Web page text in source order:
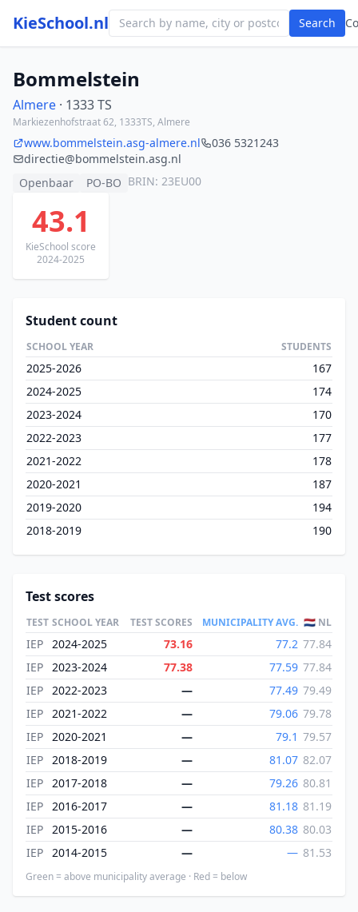
KieSchool.nl Search
Bommelstein
Almere · 1333 TS
Markiezenhofstraat 62, 1333TS, Almere
www.bommelstein.asg-almere.nl
036 5321243
directie@bommelstein.asg.nl
Openbaar
PO-BO BRIN: 23EU00
43.1
KieSchool score
2024-2025
Student count
SCHOOL YEAR STUDENTS
2025-2026
167
2024-2025
174
2023-2024
170
2022-2023
177
2021-2022
178
2020-2021
187
2019-2020
194
2018-2019
190
Test scores
TEST SCHOOL YEAR TEST SCORES MUNICIPALITY AVG. 🇳🇱 NL
IEP 2024-2025 73.16 77.2 77.84
IEP 2023-2024 77.38 77.59 77.84
IEP 2022-2023 — 77.49 79.49
IEP 2021-2022 — 79.06 79.78
IEP 2020-2021 — 79.1 79.57
IEP 2018-2019 — 81.07 82.07
IEP 2017-2018 — 79.26 80.81
IEP 2016-2017 — 81.18 81.19
IEP 2015-2016 — 80.38 80.03
IEP 2014-2015 — — 81.53
Green = above municipality average · Red = below